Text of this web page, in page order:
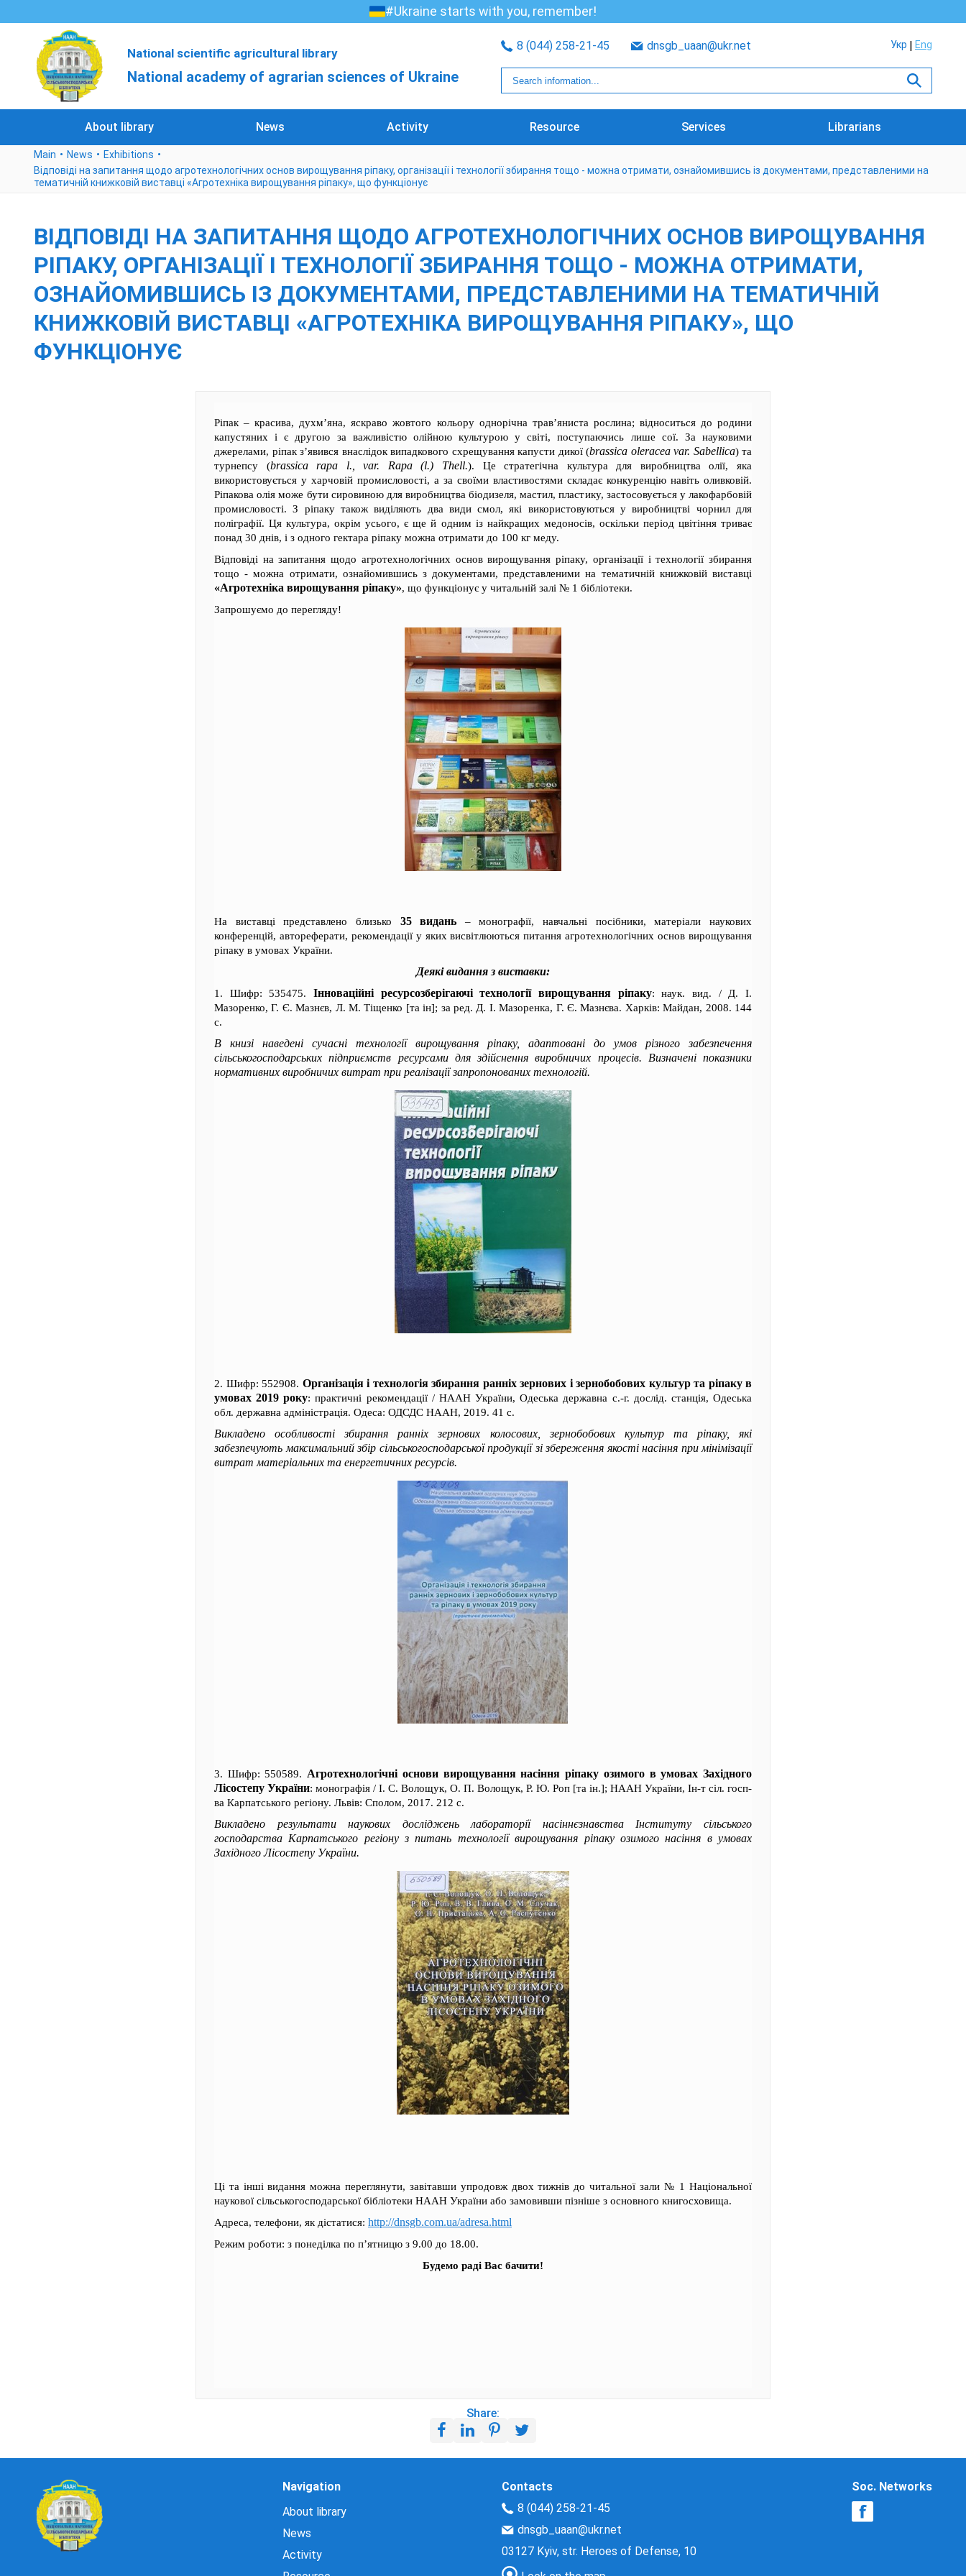
#Ukraine starts with you, remember!
National scientific agricultural library
National academy of agrarian sciences of Ukraine
8 (044) 258-21-45 dnsgb_uaan@ukr.net Укр Eng
About library News Activity Resource Services Librarians
Main News
Exhibitions
Відповіді на запитання щодо агротехнологічних основ вирощування ріпаку, організації і технології збирання тощо - можна отримати, ознайомившись із документами, представленими на
тематичній книжковій виставці «Агротехніка вирощування ріпаку», що функціонує
ВІДПОВІДІ НА ЗАПИТАННЯ ЩОДО АГРОТЕХНОЛОГІЧНИХ ОСНОВ ВИРОЩУВАННЯ
РІПАКУ, ОРГАНІЗАЦІЇ І ТЕХНОЛОГІЇ ЗБИРАННЯ ТОЩО - МОЖНА ОТРИМАТИ,
ОЗНАЙОМИВШИСЬ ІЗ ДОКУМЕНТАМИ, ПРЕДСТАВЛЕНИМИ НА ТЕМАТИЧНІЙ
КНИЖКОВІЙ ВИСТАВЦІ «АГРОТЕХНІКА ВИРОЩУВАННЯ РІПАКУ», ЩО
ФУНКЦІОНУЄ
Ріпак – красива, духм’яна, яскраво жовтого кольору однорічна трав’яниста рослина; відноситься до родини
капустяних і є другою за важливістю олійною культурою у світі, поступаючись лише сої. За науковими
джерелами, ріпак з’явився внаслідок випадкового схрещування капусти дикої (brassica oleracea var. Sabellica) та
турнепсу (brassica rapa l., var. Rapa (l.) Thell.). Це стратегічна культура для виробництва олії, яка
використовується у харчовій промисловості, а за своїми властивостями складає конкуренцію навіть оливковій.
Ріпакова олія може бути сировиною для виробництва біодизеля, мастил, пластику, застосовується у лакофарбовій
промисловості. З ріпаку також виділяють два види смол, які використовуються у виробництві чорнил для
поліграфії. Ця культура, окрім усього, є ще й одним із найкращих медоносів, оскільки період цвітіння триває
понад 30 днів, і з одного гектара ріпаку можна отримати до 100 кг меду.
Відповіді на запитання щодо агротехнологічних основ вирощування ріпаку, організації і технології збирання
тощо - можна отримати, ознайомившись з документами, представленими на тематичній книжковій виставці
«Агротехніка вирощування ріпаку», що функціонує у читальній залі № 1 бібліотеки.
Запрошуємо до перегляду!
На виставці представлено близько 35 видань – монографії, навчальні посібники, матеріали наукових
конференцій, автореферати, рекомендації у яких висвітлюються питання агротехнологічних основ вирощування
ріпаку в умовах України.
Деякі видання з виставки:
1. Шифр: 535475. Інноваційні ресурсозберігаючі технології вирощування ріпаку: наук. вид. / Д. І.
Мазоренко, Г. Є. Мазнєв, Л. М. Тіщенко [та ін]; за ред. Д. І. Мазоренка, Г. Є. Мазнєва. Харків: Майдан, 2008. 144
с.
В книзі наведені сучасні технології вирощування ріпаку, адаптовані до умов різного забезпечення
сільськогосподарських підприємств ресурсами для здійснення виробничих процесів. Визначені показники
нормативних виробничих витрат при реалізації запропонованих технологій.
2. Шифр: 552908. Організація і технологія збирання ранніх зернових і зернобобових культур та ріпаку в
умовах 2019 року: практичні рекомендації / НААН України, Одеська державна с.-г. дослід. станція, Одеська
обл. державна адміністрація. Одеса: ОДСДС НААН, 2019. 41 с.
Викладено особливості збирання ранніх зернових колосових, зернобобових культур та ріпаку, які
забезпечують максимальний збір сільськогосподарської продукції зі збереження якості насіння при мінімізації
витрат матеріальних та енергетичних ресурсів.
3. Шифр: 550589. Агротехнологічні основи вирощування насіння ріпаку озимого в умовах Західного
Лісостепу України: монографія / І. С. Волощук, О. П. Волощук, Р. Ю. Роп [та ін.]; НААН України, Ін-т сіл. госп-
ва Карпатського регіону. Львів: Сполом, 2017. 212 с.
Викладено результати наукових досліджень лабораторії насіннєзнавства Інституту сільського
господарства Карпатського регіону з питань технології вирощування ріпаку озимого насіння в умовах
Західного Лісостепу України.
Ці та інші видання можна переглянути, завітавши упродовж двох тижнів до читальної зали № 1 Національної
наукової сільськогосподарської бібліотеки НААН України або замовивши пізніше з основного книгосховища.
Адреса, телефони, як дістатися: http://dnsgb.com.ua/adresa.html
Режим роботи: з понеділка по п’ятницю з 9.00 до 18.00.
Будемо раді Вас бачити!
Share:
Navigation
About library
News
Activity
Contacts
8 (044) 258-21-45
dnsgb_uaan@ukr.net
03127 Kyiv, str. Heroes of Defense, 10
Soc. Networks